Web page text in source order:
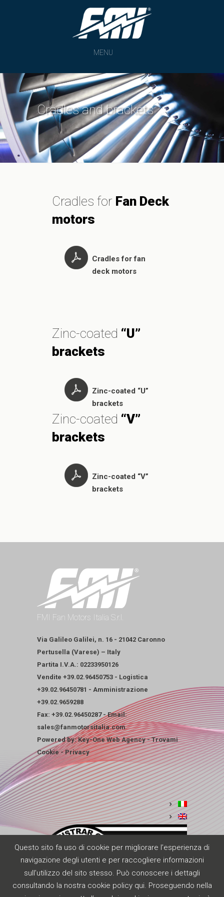
MENU
Cradles and brackets
Cradles for Fan Deck
motors
Cradles for fan
deck motors
Zinc-coated “U”
brackets
Zinc-coated “U”
brackets
Zinc-coated “V”
brackets
Zinc-coated “V”
brackets
FMI Fan Motors Italia S.r.l.
Via Galileo Galilei, n. 16 - 21042 Caronno
Pertusella (Varese) – Italy
Partita I.V.A.: 02233950126
Vendite +39.02.96450753 - Logistica
+39.02.96450781 - Amministrazione
+39.02.9659288
Fax: +39.02.96450287 - Email:
sales@fanmotorsitalia.com
Powered by:Key-One Web Agency-Trovami
Cookie-Privacy
Questo sito fa uso di cookie per migliorare l’esperienza di
navigazione degli utenti e per raccogliere informazioni
sull’utilizzo del sito stesso. Può conoscere i dettagli
consultando la nostra cookie policy qui. Proseguendo nella